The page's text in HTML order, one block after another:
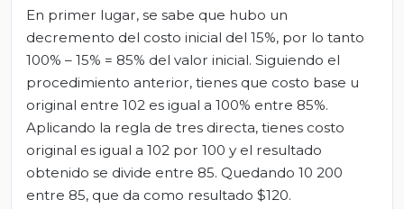
En primer lugar, se sabe que hubo un
decremento del costo inicial del 15%, por lo tanto
100% – 15% = 85% del valor inicial. Siguiendo el
procedimiento anterior, tienes que costo base u
original entre 102 es igual a 100% entre 85%.
Aplicando la regla de tres directa, tienes costo
original es igual a 102 por 100 y el resultado
obtenido se divide entre 85. Quedando 10 200
entre 85, que da como resultado $120.